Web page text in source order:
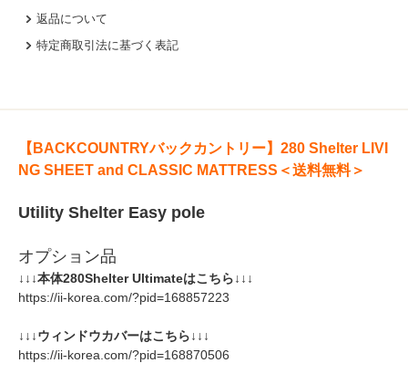
返品について
特定商取引法に基づく表記
【BACKCOUNTRYバックカントリー】280 Shelter LIVI
NG SHEET and CLASSIC MATTRESS＜送料無料＞
Utility Shelter Easy pole
オプション品
↓↓↓本体280Shelter Ultimateはこちら↓↓↓
https://ii-korea.com/?pid=168857223
↓↓↓ウィンドウカバーはこちら↓↓↓
https://ii-korea.com/?pid=168870506